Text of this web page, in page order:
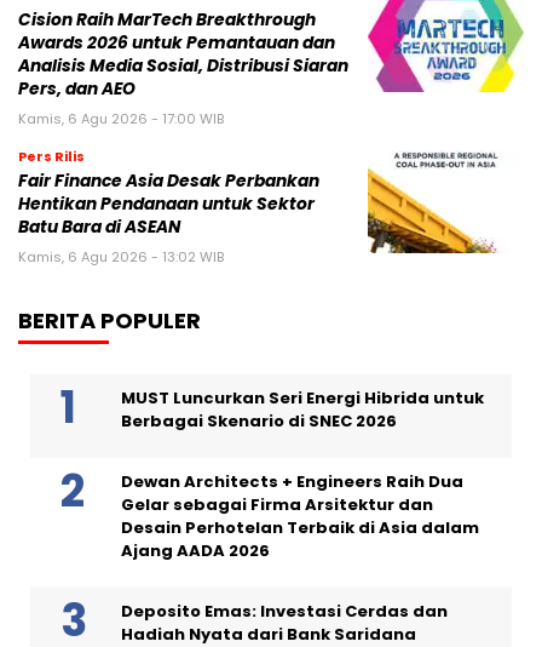
Cision Raih MarTech Breakthrough
Awards 2026 untuk Pemantauan dan
Analisis Media Sosial, Distribusi Siaran
Pers, dan AEO
Kamis, 6 Agu 2026 - 17:00 WIB
Pers Rilis
Fair Finance Asia Desak Perbankan
Hentikan Pendanaan untuk Sektor
Batu Bara di ASEAN
Kamis, 6 Agu 2026 - 13:02 WIB
BERITA POPULER
MUST Luncurkan Seri Energi Hibrida untuk
Berbagai Skenario di SNEC 2026
Dewan Architects + Engineers Raih Dua
Gelar sebagai Firma Arsitektur dan
Desain Perhotelan Terbaik di Asia dalam
Ajang AADA 2026
Deposito Emas: Investasi Cerdas dan
Hadiah Nyata dari Bank Saridana